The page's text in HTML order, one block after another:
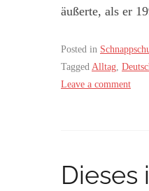
äußerte, als er
Posted in
Tagged Alltag,
Leave a comment
Dieses